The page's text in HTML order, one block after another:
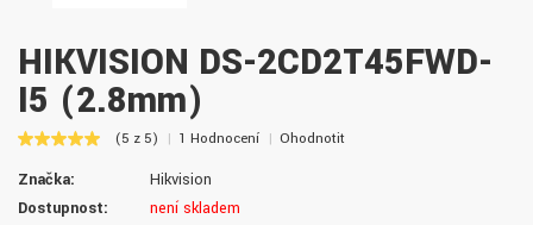
HIKVISION DS-2CD2T45FWD-
I5 (2.8mm)
(5 z 5) 1 Hodnocení Ohodnotit
Značka:
Hikvision
Dostupnost:
není skladem